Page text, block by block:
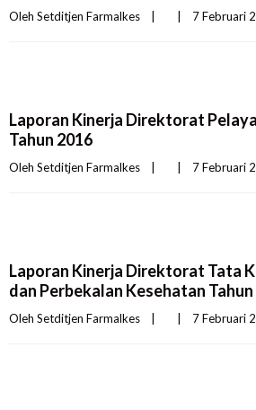
Oleh Setditjen Farmalkes 7 Februari
Laporan Kinerja Direktorat
Tahun 2016
Oleh Setditjen Farmalkes 7 Februari
Laporan Kinerja Direktorat Tata
dan Perbekalan Kesehatan
Oleh Setditjen Farmalkes 7 Februari